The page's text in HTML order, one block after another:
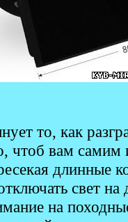
то, как
чтоб вам
длинные
свет
на